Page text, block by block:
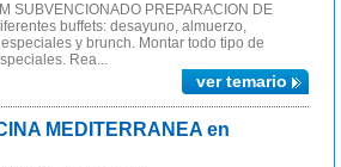
SUBVENCIONADO PREPARACION DE
buffets: desayuno, almuerzo,
y brunch. Montar todo tipo de
Rea...
ver temario
MEDITERRANEA en